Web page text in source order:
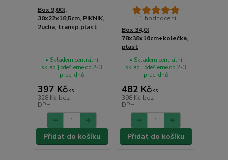
Box 9,00l,
30x22x18,5cm, PIKNIK,
2ucha, transp.plast
397 Kč/ks
328 Kč bez
DPH
• Skladem centrální
sklad | odešleme do 2-3
prac. dnů
Přidat do košíku
1 hodnocení
Box 34,0l
78x38x16cm+kolečka,
plast
482 Kč/ks
398 Kč bez
DPH
• Skladem centrální
sklad | odešleme do 2-3
prac. dnů
Přidat do košíku